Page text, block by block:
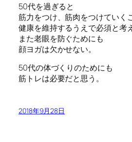
50代を過ぎると
筋力をつけ、筋肉をつけていく
健康を維持するうえで必須と考
また老眼を防ぐためにも
顔ヨガは欠かせない。
50代の体づくりのためにも
筋トレは必要だと思う。
2018年9月28日